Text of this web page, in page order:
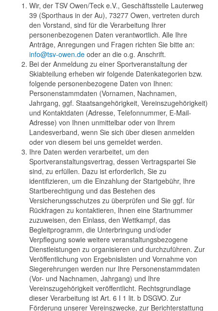
Wir, der TSV Owen/Teck e.V., Geschäftsstelle Lauterweg
39 (Sporthaus in der Au), 73277 Owen, vertreten durch
den Vorstand, sind für die Verarbeitung Ihrer
personenbezogenen Daten verantwortlich. Alle Ihre
Anträge, Anregungen und Fragen richten Sie bitte an:
info@tsv-owen.de oder an die o.g. Anschrift.
Bei der Anmeldung zu einer Sportveranstaltung der
Skiabteilung erheben wir folgende Datenkategorien bzw.
folgende personenbezogene Daten von Ihnen:
Personenstammdaten (Vornamen, Nachnamen,
Jahrgang, ggf. Staatsangehörigkeit, Vereinszugehörigkeit)
und Kontaktdaten (Adresse, Telefonnummer, E-Mail-
Adresse) von Ihnen unmittelbar oder von Ihrem
Landesverband, wenn Sie sich über diesen anmelden
oder von diesem bei uns gemeldet werden.
Ihre Daten werden verarbeitet, um den
Sportveranstaltungsvertrag, dessen Vertragspartei Sie
sind, zu erfüllen. Dazu ist erforderlich, Sie zu
identifizieren, um die Einzahlung der Startgebühr, Ihre
Startberechtigung und das Bestehen des
Versicherungsschutzes zu überprüfen und Sie ggf. für
Rückfragen zu kontaktieren, Ihnen eine Startnummer
zuzuweisen, den Einlass, den Wettkampf, das
Begleitprogramm, die Unterbringung und/oder
Verpflegung sowie weitere veranstaltungsbezogene
Dienstleistungen zu organisieren und durchzuführen. Zur
Veröffentlichung von Ergebnislisten und Vornahme von
Siegerehrungen werden nur Ihre Personenstammdaten
(Vor- und Nachnamen, Jahrgang) und Ihre
Vereinszugehörigkeit veröffentlicht. Rechtsgrundlage
dieser Verarbeitung ist Art. 6 I 1 lit. b DSGVO. Zur
Förderung unserer Vereinszwecke, zur Berichterstattung